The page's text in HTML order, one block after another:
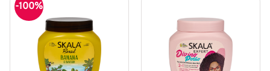
100%